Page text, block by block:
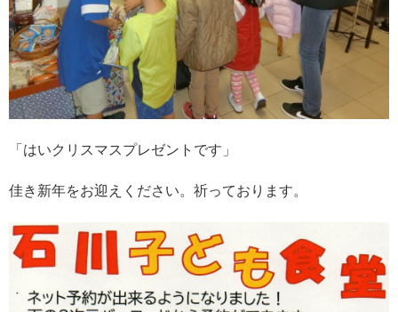
「はいクリスマスプレゼントです」
佳き新年をお迎えください。祈っております。